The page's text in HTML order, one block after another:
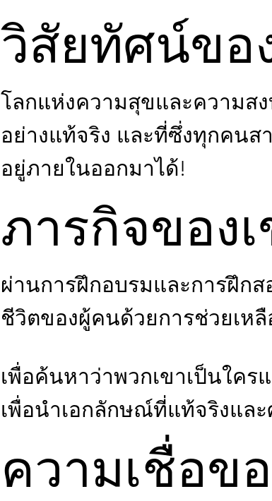
วิสัยทัศน์ขอ
โลกแห่งความสุขและความส
อย่างแท้จริง และที่ซึ่งทุกคนส
อยู่ภายในออกมาได้!
ภารกิจของ
ผ่านการฝึกอบรมและการฝึก
ชีวิตของผู้คนด้วยการช่วยเหลื
เพื่อค้นหาว่าพวกเขาเป็นใคร
เพื่อนำเอกลักษณ์ที่แท้จริงแล
ความเชื่อข